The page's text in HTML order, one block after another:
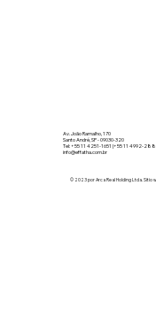
Av. João Ramalho, 170
Santo André, SP - 09030-320
Tel: +55 11 4251-1651 |+55 11 4992-
info@effatha.com.br
© 2023 por Arca Real Holding Ltda. Sitio